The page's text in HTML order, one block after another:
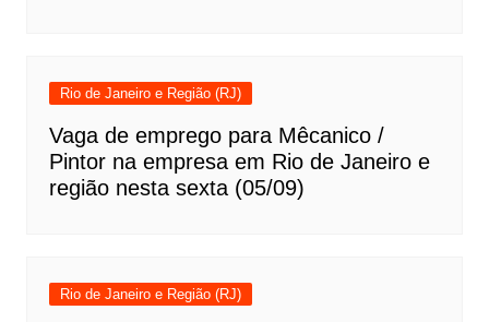
Rio de Janeiro e Região (RJ)
Vaga de emprego para Mêcanico /
Pintor na empresa em Rio de Janeiro e
região nesta sexta (05/09)
Rio de Janeiro e Região (RJ)